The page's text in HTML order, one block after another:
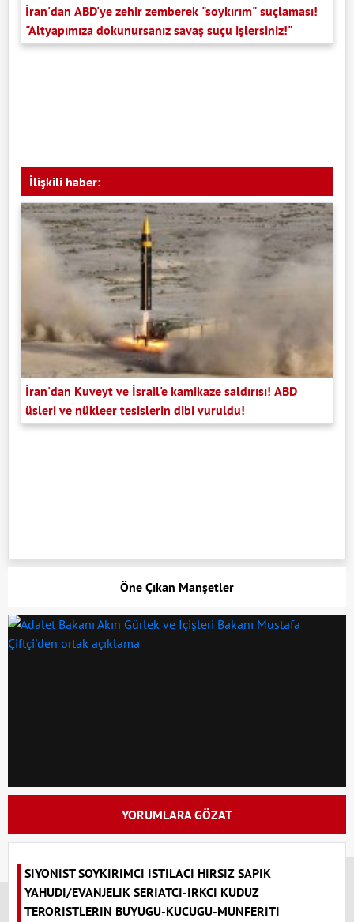
İran'dan ABD'ye zehir zemberek "soykırım" suçlaması!
"Altyapımıza dokunursanız savaş suçu işlersiniz!"
İlişkili haber:
İran'dan Kuveyt ve İsrail'e kamikaze saldırısı! ABD
üsleri ve nükleer tesislerin dibi vuruldu!
Öne Çıkan Manşetler
YORUMLARA GÖZAT
SIYONIST SOYKIRIMCI ISTILACI HIRSIZ SAPIK
YAHUDI/EVANJELIK SERIATCI-IRKCI KUDUZ
TERORISTLERIN BUYUGU-KUCUGU-MUNFERITI